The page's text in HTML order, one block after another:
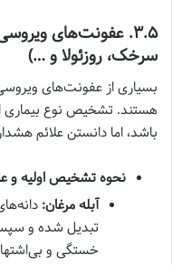
۳.۵. عفونت‌های
سرخک، روزئولا و …)
بسیاری از عفونت‌های
هستند. تشخیص نوع بیماری
باشد، اما دانستن علائم
نحوه تشخیص اولیه و
آبله مرغان:
تبدیل شده و
خستگی و